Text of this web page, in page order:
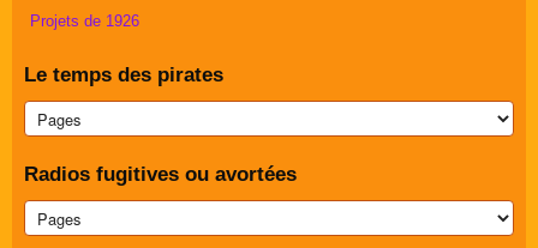
Projets de 1926
Le temps des pirates
Radios fugitives ou avortées